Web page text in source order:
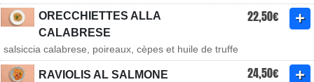
ORECCHIETTES ALLA
CALABRESE
22,50€
salsiccia calabrese, poireaux, cèpes et huile de truffe
RAVIOLIS AL SALMONE 24,50€